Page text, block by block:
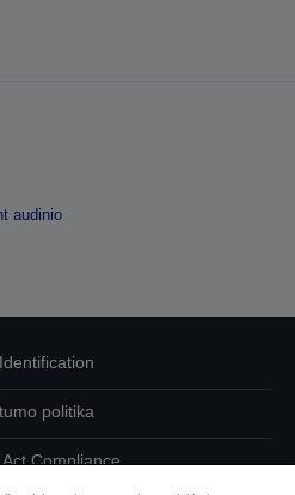
audinio
politika
Compliance